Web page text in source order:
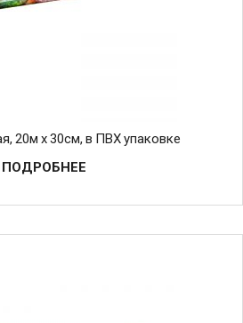
20м х 30см, в ПВХ упаковке
ПОДРОБНЕЕ